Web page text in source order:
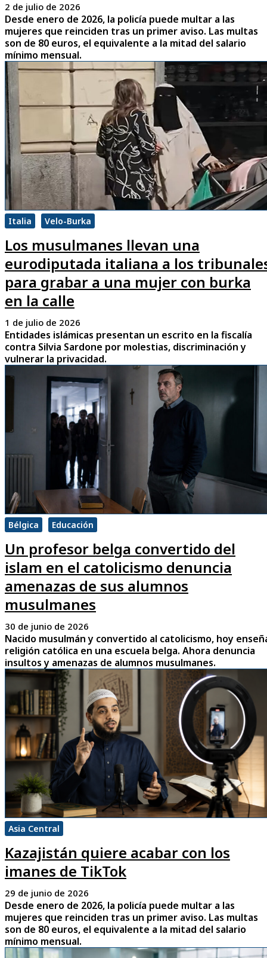
2 de julio de 2026
Desde enero de 2026, la policía puede multar a las
mujeres que reinciden tras un primer aviso. Las multas
son de 80 euros, el equivalente a la mitad del salario
mínimo mensual.
Italia Velo-Burka
Los musulmanes llevan una
eurodiputada italiana a los
para grabar a una mujer con burka
en la calle
1 de julio de 2026
Entidades islámicas presentan un escrito en la fiscalía
contra Silvia Sardone por molestias, discriminación y
vulnerar la privacidad.
Bélgica Educación
Un profesor belga convertido del
islam en el catolicismo denuncia
amenazas de sus alumnos
musulmanes
30 de junio de 2026
Nacido musulmán y convertido al catolicismo, hoy
religión católica en una escuela belga. Ahora denuncia
insultos y amenazas de alumnos musulmanes.
Asia Central
Kazajistán quiere acabar con los
imanes de TikTok
29 de junio de 2026
Desde enero de 2026, la policía puede multar a las
mujeres que reinciden tras un primer aviso. Las multas
son de 80 euros, el equivalente a la mitad del salario
mínimo mensual.